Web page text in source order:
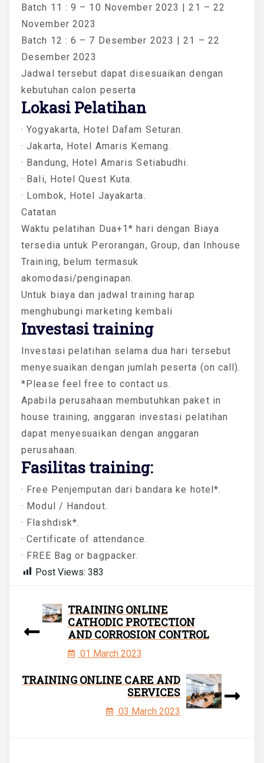
Batch 11 : 9 – 10 November 2023 | 21 – 22
November 2023
Batch 12 : 6 – 7 Desember 2023 | 21 – 22
Desember 2023
Jadwal tersebut dapat disesuaikan dengan
kebutuhan calon peserta
Lokasi Pelatihan
· Yogyakarta, Hotel Dafam Seturan.
· Jakarta, Hotel Amaris Kemang.
· Bandung, Hotel Amaris Setiabudhi.
· Bali, Hotel Quest Kuta.
· Lombok, Hotel Jayakarta.
Catatan
Waktu pelatihan Dua+1* hari dengan Biaya
tersedia untuk Perorangan, Group, dan Inhouse
Training, belum termasuk
akomodasi/penginapan.
Untuk biaya dan jadwal training harap
menghubungi marketing kembali
Investasi training
Investasi pelatihan selama dua hari tersebut
menyesuaikan dengan jumlah peserta (on call).
*Please feel free to contact us.
Apabila perusahaan membutuhkan paket in
house training, anggaran investasi pelatihan
dapat menyesuaikan dengan anggaran
perusahaan.
Fasilitas training:
· Free Penjemputan dari bandara ke hotel*.
· Modul / Handout.
· Flashdisk*.
· Certificate of attendance.
· FREE Bag or bagpacker.
Post Views: 383
TRAINING ONLINE
CATHODIC PROTECTION
AND CORROSION CONTROL
01 March 2023
TRAINING ONLINE CARE AND
SERVICES
03 March 2023